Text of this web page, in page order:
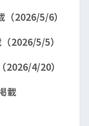
2026/5/6）
2026/5/5）
4/20）
載